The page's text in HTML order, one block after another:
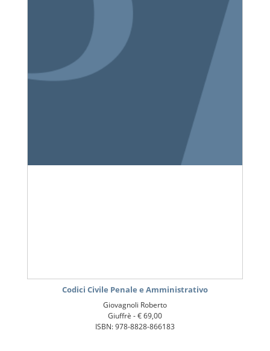
Codici Civile Penale e Amministrativo
Giovagnoli Roberto
Giuffrè -€ 69,00
ISBN: 978-8828-866183